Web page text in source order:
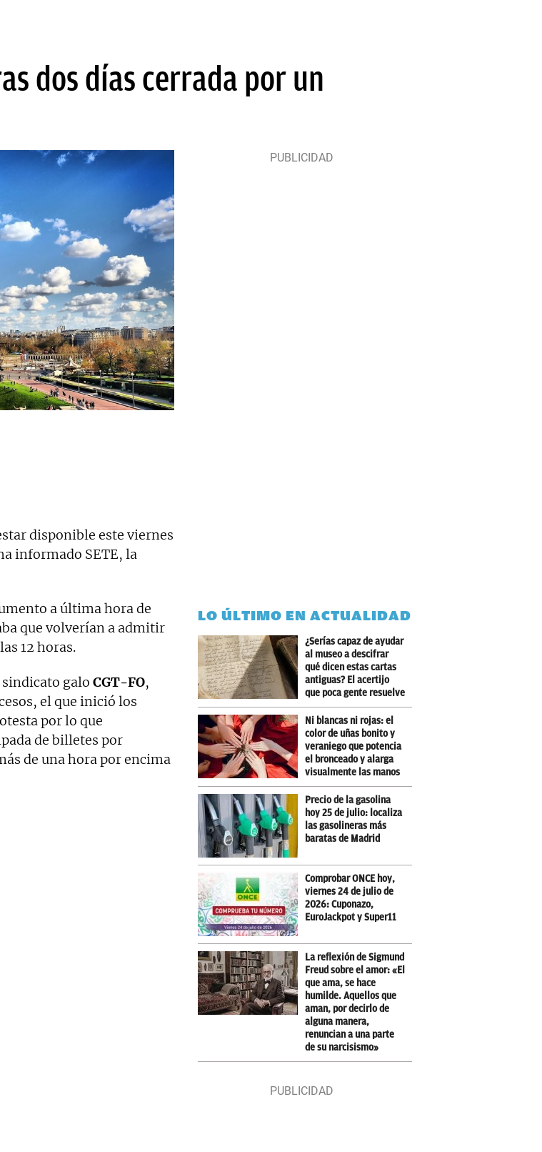
dos días cerrada por un
disponible este viernes
informado SETE, la
a última hora de
que volverían a admitir
12 horas.
sindicato galo CGT-FO,
el que inició los
por lo que
de billetes por
de una hora por encima
LO ÚLTIMO EN ACTUALIDAD
¿Serías capaz de ayudar
al museo a descifrar
qué dicen estas cartas
antiguas? El acertijo
que poca gente resuelve
Ni blancas ni rojas: el
color de uñas bonito y
veraniego que potencia
el bronceado y alarga
visualmente las manos
Precio de la gasolina
hoy 25 de julio: localiza
las gasolineras más
baratas de Madrid
Comprobar ONCE hoy,
viernes 24 de julio de
2026: Cuponazo,
EuroJackpot y Super11
La reflexión de Sigmund
Freud sobre el amor: «El
que ama, se hace
humilde. Aquellos que
aman, por decirlo de
alguna manera,
renuncian a una parte
de su narcisismo»